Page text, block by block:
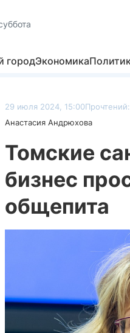
городЭкономика
29 июля 2024, 15:00
Анастасия Андрюхова
Томские
бизнес
общепита